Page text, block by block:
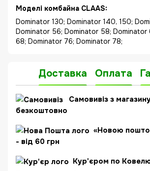
Моделі комбайна CLAAS:
Dominator 130; Dominator 140, 150;
Dominator 56; Dominator 58; Dominator
68; Dominator 76; Dominator 78;
Доставка Оплата
Самовивіз з
безкоштовно
«Новою
- від 60 грн
Кур'єром по Ковелю